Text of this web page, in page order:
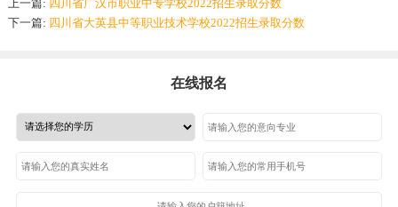
上一篇: 四川省广汉市职业中专学校2022招生录取分数
下一篇: 四川省大英县中等职业技术学校2022招生录取分数
在线报名